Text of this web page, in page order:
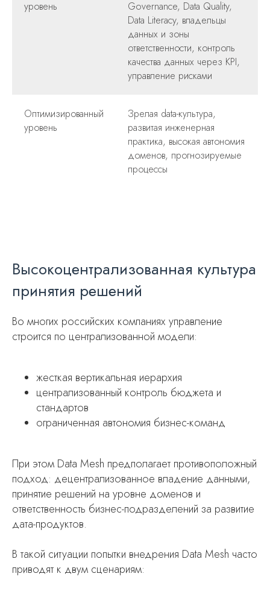
уровень
Governance, Data Quality,
Data Literacy, владельцы
данных и зоны
ответственности, контроль
качества данных через KPI,
управление рисками
Оптимизированный
уровень
Зрелая data-культура,
развитая инженерная
практика, высокая автономия
доменов, прогнозируемые
процессы
Высокоцентрализованная культура
принятия решений
Во многих российских компаниях управление
строится по централизованной модели:
жесткая вертикальная иерархия
централизованный контроль бюджета и
стандартов
ограниченная автономия бизнес-команд
При этом Data Mesh предполагает противоположный
подход: децентрализованное владение данными,
принятие решений на уровне доменов и
ответственность бизнес-подразделений за развитие
дата-продуктов.
В такой ситуации попытки внедрения Data Mesh часто
приводят к двум сценариям: